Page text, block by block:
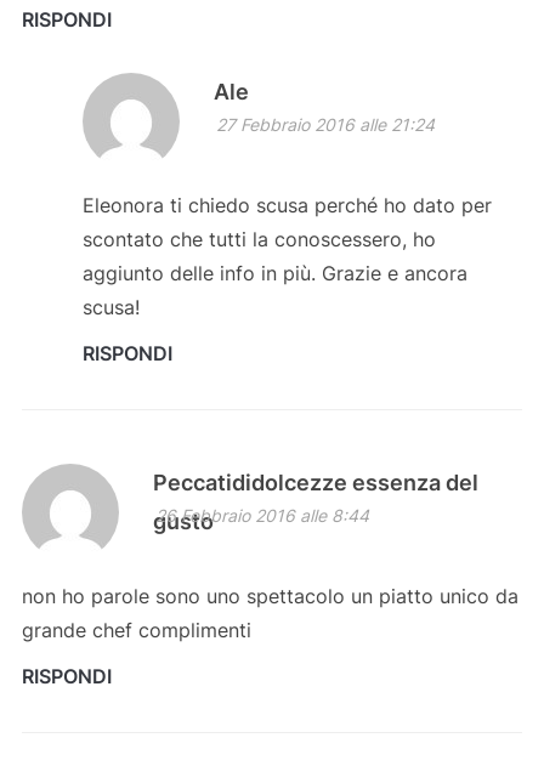
RISPONDI
Ale
27 Febbraio 2016 alle 21:24
Eleonora ti chiedo scusa perché ho dato per
scontato che tutti la conoscessero, ho
aggiunto delle info in più. Grazie e ancora
scusa!
RISPONDI
Peccatididolcezze essenza del
gusto
26 Febbraio 2016 alle 8:44
non ho parole sono uno spettacolo un piatto unico da
grande chef complimenti
RISPONDI